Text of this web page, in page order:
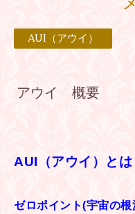
AUI（アウイ）
アウイ 概要
AUI（アウイ）とは
ゼロポイント(宇宙の根